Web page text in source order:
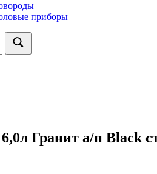
приборы
Гранит а/п Blaсk